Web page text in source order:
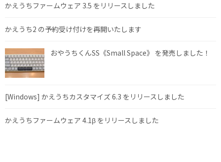
かえうちファームウェア 3.5 をリリースしました
かえうち2 の予約受け付けを再開いたします
おやうちくんSS《Small Space》 を発売しました！
[Windows] かえうちカスタマイズ 6.3 をリリースしました
かえうちファームウェア 4.1β をリリースしました